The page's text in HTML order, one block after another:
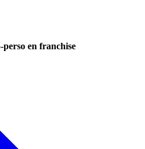
en franchise